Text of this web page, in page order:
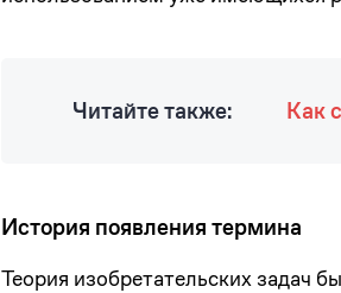
Читайте также: Как
История появления термина
Теория изобретательских задач